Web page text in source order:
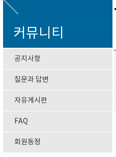
커뮤니티
공지사항
질문과 답변
자유게시판
FAQ
회원동정